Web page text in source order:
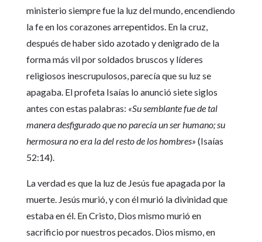
ministerio siempre fue la luz del mundo, encendiendo
la fe en los corazones arrepentidos. En la cruz,
después de haber sido azotado y denigrado de la
forma más vil por soldados bruscos y líderes
religiosos inescrupulosos, parecía que su luz se
apagaba. El profeta Isaías lo anunció siete siglos
antes con estas palabras: «Su semblante fue de tal
manera desfigurado que no parecía un ser humano; su
hermosura no era la del resto de los hombres» (Isaías
52:14).
La verdad es que la luz de Jesús fue apagada por la
muerte. Jesús murió, y con él murió la divinidad que
estaba en él. En Cristo, Dios mismo murió en
sacrificio por nuestros pecados. Dios mismo, en